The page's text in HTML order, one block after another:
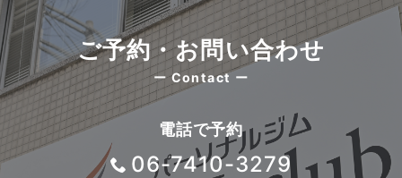
ご予約・お問い合わせ
ー Contact ー
電話で予約
06-7410-3279